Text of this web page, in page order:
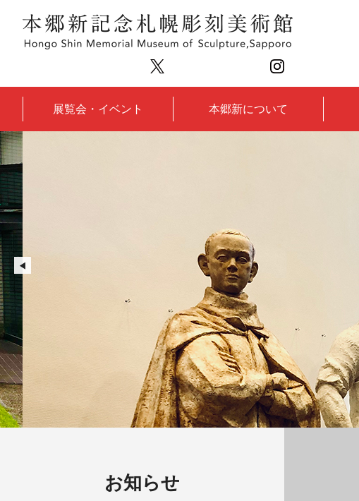
展覧会・イベント 本郷新について
お知らせ